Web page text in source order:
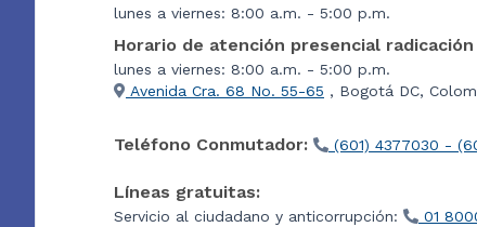
lunes a viernes: 8:00 a.m. - 5:00 p.m.
Horario de atención presencial radicación
lunes a viernes: 8:00 a.m. - 5:00 p.m.
Avenida Cra. 68 No. 55-65 , Bogotá DC,
Teléfono Conmutador: (601) 4377030 -
Líneas gratuitas:
Servicio al ciudadano y anticorrupción:
01